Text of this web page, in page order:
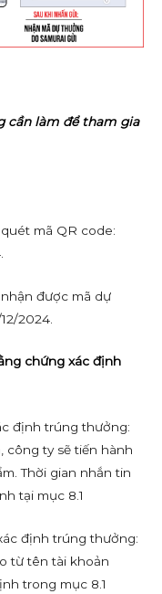
cần làm để tham gia
mã QR code:
được mã dự
2024.
chứng xác định
định trúng thưởng:
công ty sẽ tiến hành
Thời gian nhắn tin
tại mục 8.1
định trúng thưởng:
từ tên tài khoản
trong mục 8.1